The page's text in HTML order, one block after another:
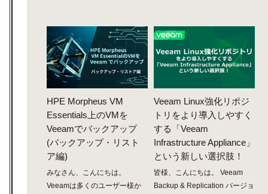
HPE Morpheus VM
Essentials上のVMを
Veeamでバックアップ
(バックアップ・リスト
ア編)
みなさん、こんにちは。
Veeamは多くのユーザー様か
Veeam Linux強化リポジ
トリをより導入しやすく
する「Veeam
Infrastructure Appliance」
という新しい選択肢！
皆様、こんにちは。 Veeam
Backup & Replication バージョ